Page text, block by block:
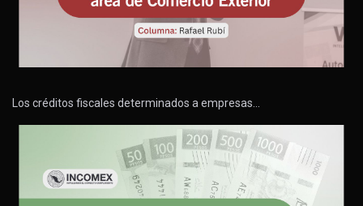
Los créditos fiscales determinados a empresas…